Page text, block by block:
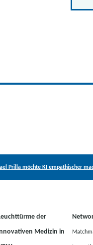
Prilla möchte KI empathischer
der
Medizin in